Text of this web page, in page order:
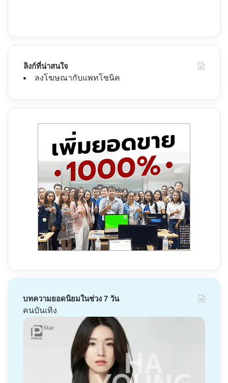
ลิงก์ที่น่าสนใจ
ลงโฆษณากับแพทโซนิค
บทความยอดนิยมในช่วง 7 วัน
คนบันเทิง